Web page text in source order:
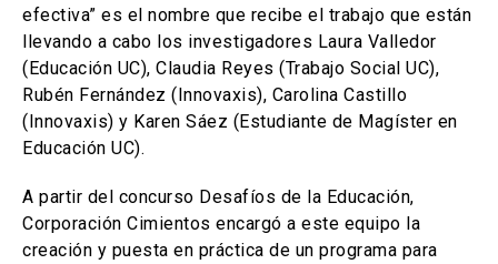
efectiva” es el nombre que recibe el trabajo que están
llevando a cabo los investigadores Laura Valledor
(Educación UC), Claudia Reyes (Trabajo Social UC),
Rubén Fernández (Innovaxis), Carolina Castillo
(Innovaxis) y Karen Sáez (Estudiante de Magíster en
Educación UC).
A partir del concurso Desafíos de la Educación,
Corporación Cimientos encargó a este equipo la
creación y puesta en práctica de un programa para